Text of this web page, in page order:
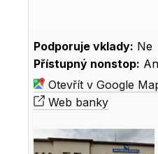
Podporuje vklady: Ne
Přístupný nonstop:
Otevřít v Google
Web banky